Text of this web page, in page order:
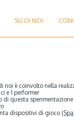
SU DI NOI
noi è coinvolto nella
e 1 performer
questa
dispositivi di gioco (